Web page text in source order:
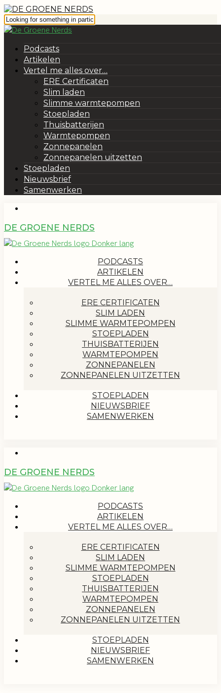
Podcasts
Artikelen
Vertel me alles over…
ERE Certificaten
Slim laden
Slimme warmtepompen
Stoepladen
Thuisbatterijen
Warmtepompen
Zonnepanelen
Zonnepanelen uitzetten
Stoepladen
Nieuwsbrief
Samenwerken
DE GROENE NERDS
PODCASTS
ARTIKELEN
VERTEL ME ALLES OVER…
ERE CERTIFICATEN
SLIM LADEN
SLIMME WARMTEPOMPEN
STOEPLADEN
THUISBATTERIJEN
WARMTEPOMPEN
ZONNEPANELEN
ZONNEPANELEN UITZETTEN
STOEPLADEN
NIEUWSBRIEF
SAMENWERKEN
DE GROENE NERDS
PODCASTS
ARTIKELEN
VERTEL ME ALLES OVER…
ERE CERTIFICATEN
SLIM LADEN
SLIMME WARMTEPOMPEN
STOEPLADEN
THUISBATTERIJEN
WARMTEPOMPEN
ZONNEPANELEN
ZONNEPANELEN UITZETTEN
STOEPLADEN
NIEUWSBRIEF
SAMENWERKEN